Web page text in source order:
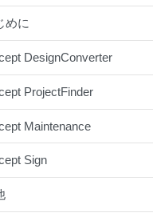
めに
DesignConverter
ProjectFinder
Maintenance
Sign